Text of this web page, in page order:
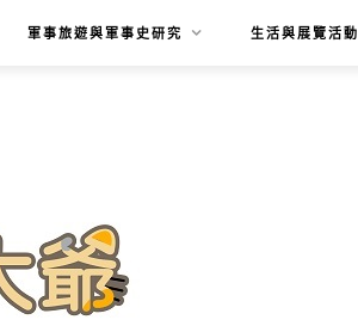
軍事旅遊與軍事史研究 生活與展覽活動